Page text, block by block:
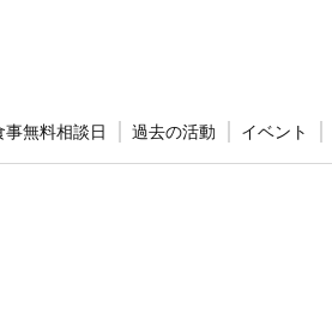
事無料相談日 過去の活動 イベント